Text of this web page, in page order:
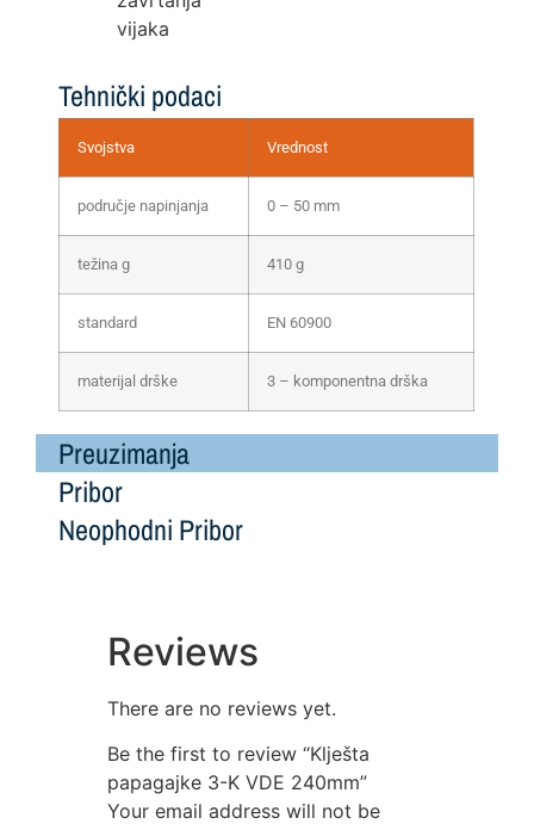
vijaka
Tehnički podaci
Svojstva Vrednost
područje napinjanja 0 – 50 mm
težina g 410 g
standard EN 60900
materijal drške 3 – komponentna drška
Preuzimanja
Pribor
Neophodni Pribor
Reviews
There are no reviews yet.
Be the first to review “Klješta
papagajke 3-K VDE 240mm”
Your email address will not be